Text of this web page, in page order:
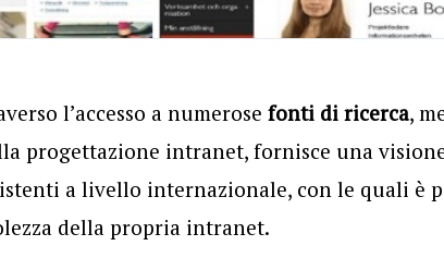
l’accesso a numerose fonti di ricerca,
progettazione intranet, fornisce una
a livello internazionale, con le quali è
della propria intranet.